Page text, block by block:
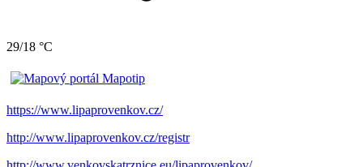
29/18 °C
https://www.lipaprovenkov.cz/
http://www.lipaprovenkov.cz/registr